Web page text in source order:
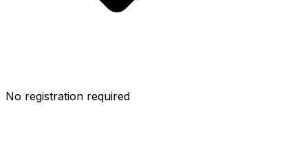
No registration required